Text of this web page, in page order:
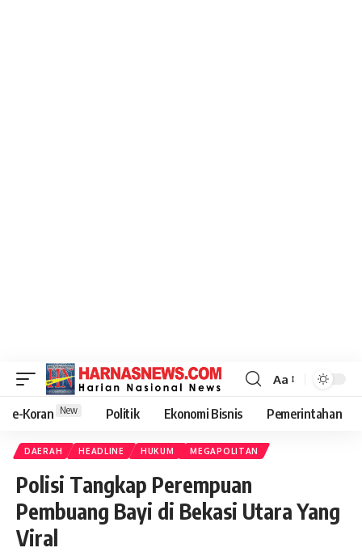
Aa
e-Koran New Politik Ekonomi Bisnis Pemerintahan
DAERAH HEADLINE HUKUM MEGAPOLITAN
Polisi Tangkap Perempuan
Pembuang Bayi di Bekasi Utara Yang
Viral